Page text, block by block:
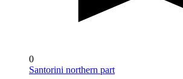
0
Santorini northern part